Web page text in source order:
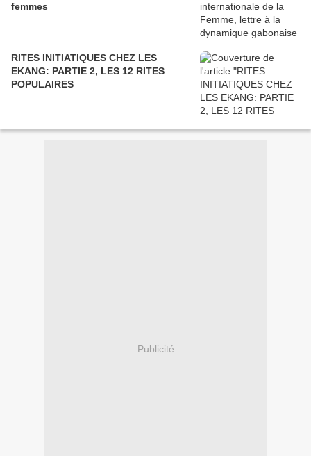
femmes
RITES INITIATIQUES CHEZ LES
EKANG: PARTIE 2, LES 12 RITES
POPULAIRES
Publicité